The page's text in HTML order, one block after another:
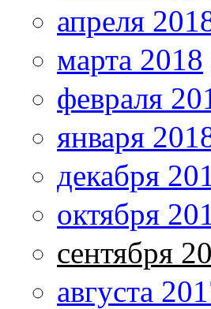
апреля
марта 2018
февраля
января
декабря
октября
сентября
августа